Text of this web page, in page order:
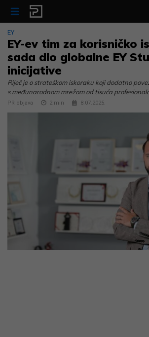
Skip to content
EY
EY-ev tim za korisničko
sada dio globalne EY
inicijative
Riječ je o strateškom iskoraku koji dodatno
s međunarodnom mrežom od tisuća
PR objava 2 min 8.07.2025.